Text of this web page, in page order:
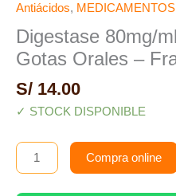
Antiácidos, MEDICAMENTOS
Digestase 80mg/
Gotas Orales –
S/ 14.00
✓ STOCK DISPONIBLE
Gotas
-
Frasco
15ml(B)
Compra online